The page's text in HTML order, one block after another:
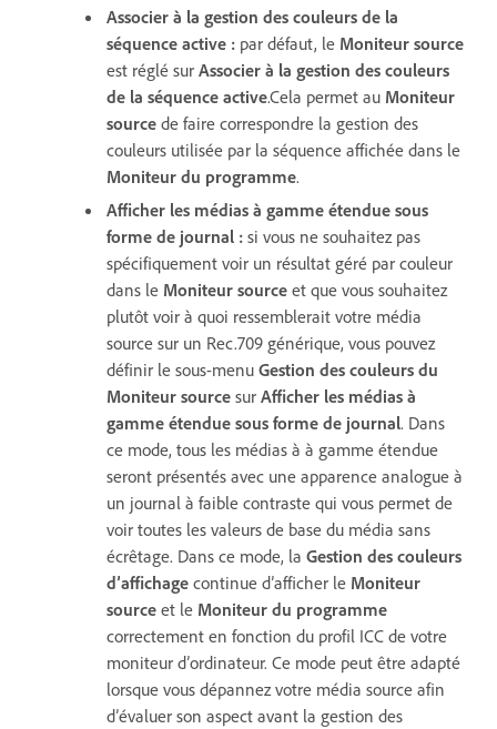
Associer à la gestion des couleurs de la
séquence active : par défaut, le Moniteur source
est réglé sur Associer à la gestion des couleurs
de la séquence active.Cela permet au Moniteur
source de faire correspondre la gestion des
couleurs utilisée par la séquence affichée dans le
Moniteur du programme.
Afficher les médias à gamme étendue sous
forme de journal : si vous ne souhaitez pas
spécifiquement voir un résultat géré par couleur
dans le Moniteur source et que vous souhaitez
plutôt voir à quoi ressemblerait votre média
source sur un Rec.709 générique, vous pouvez
définir le sous-menu Gestion des couleurs du
Moniteur source sur Afficher les médias à
gamme étendue sous forme de journal. Dans
ce mode, tous les médias à à gamme étendue
seront présentés avec une apparence analogue à
un journal à faible contraste qui vous permet de
voir toutes les valeurs de base du média sans
écrêtage. Dans ce mode, la Gestion des couleurs
d’affichage continue d’afficher le Moniteur
source et le Moniteur du programme
correctement en fonction du profil ICC de votre
moniteur d’ordinateur. Ce mode peut être adapté
lorsque vous dépannez votre média source afin
d’évaluer son aspect avant la gestion des